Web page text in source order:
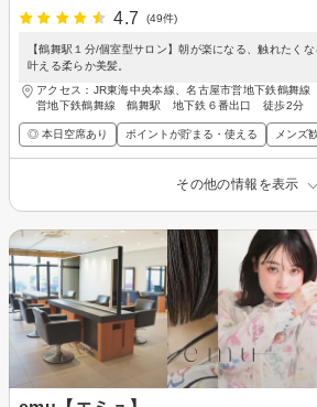
4.7
(49件)
【鶴舞駅１分/個室型サロン】朝が楽になる、触れたく
叶える柔らか美髪。
アクセス：JR東海中央本線、名古屋市営地下鉄鶴舞
営地下鉄鶴舞線 鶴舞駅 地下鉄６番出口 徒歩2分
◎ 本日空席あり ポイントが貯まる・使える メンズ
その他の情報を表示